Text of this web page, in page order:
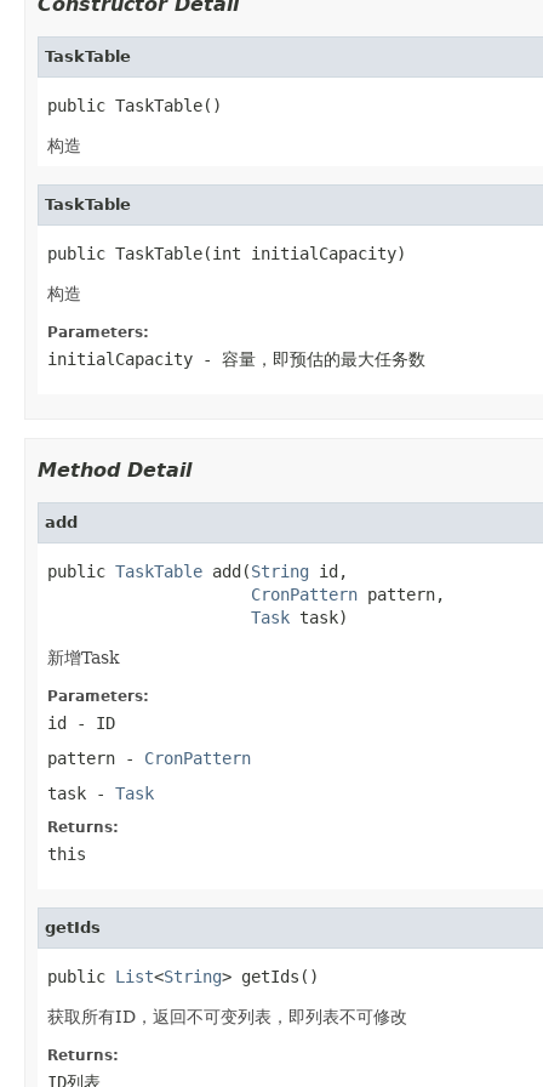
TaskTable
public TaskTable()
构造
TaskTable
public TaskTable(int initialCapacity)
构造
Parameters:
initialCapacity - 容量，即预估的最大任务数
Method Detail
add
public TaskTable add(String id,
CronPattern pattern,
Task task)
新增Task
Parameters:
id - ID
pattern - CronPattern
task - Task
Returns:
this
getIds
public List<String> getIds()
获取所有ID，返回不可变列表，即列表不可修改
Returns:
ID列表